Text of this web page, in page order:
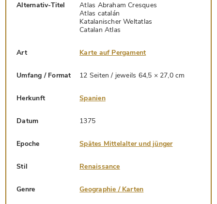
Alternativ-Titel
Atlas Abraham Cresques
Atlas catalán
Katalanischer Weltatlas
Catalan Atlas
Art Karte auf Pergament
Umfang / Format 12 Seiten / jeweils 64,5 × 27,0 cm
Herkunft Spanien
Datum 1375
Epoche Spätes Mittelalter und jünger
Stil Renaissance
Genre Geographie / Karten